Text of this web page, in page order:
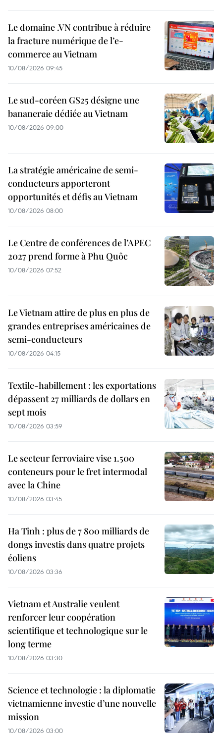
Le domaine .VN contribue à réduire
la fracture numérique de l’e-
commerce au Vietnam
10/08/2026 09:45
Le sud-coréen GS25 désigne une
bananeraie dédiée au Vietnam
10/08/2026 09:00
La stratégie américaine de semi-
conducteurs apporteront
opportunités et défis au Vietnam
10/08/2026 08:00
Le Centre de conférences de l’APEC
2027 prend forme à Phu Quôc
10/08/2026 07:52
Le Vietnam attire de plus en plus de
grandes entreprises américaines de
semi-conducteurs
10/08/2026 04:15
Textile-habillement : les exportations
dépassent 27 milliards de dollars en
sept mois
10/08/2026 03:59
Le secteur ferroviaire vise 1.500
conteneurs pour le fret intermodal
avec la Chine
10/08/2026 03:45
Ha Tinh : plus de 7 800 milliards de
dongs investis dans quatre projets
éoliens
10/08/2026 03:36
Vietnam et Australie veulent
renforcer leur coopération
scientifique et technologique sur le
long terme
10/08/2026 03:30
Science et technologie : la diplomatie
vietnamienne investie d’une nouvelle
mission
10/08/2026 03:00